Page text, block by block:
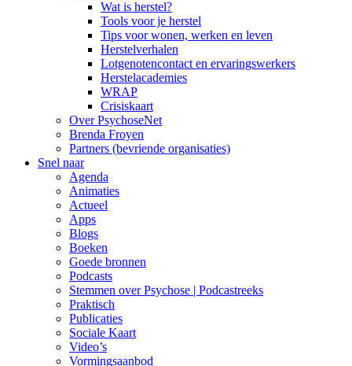
Wat is herstel?
Tools voor je herstel
Tips voor wonen, werken en leven
Herstelverhalen
Lotgenotencontact en ervaringswerkers
Herstelacademies
WRAP
Crisiskaart
Over PsychoseNet
Brenda Froyen
Partners (bevriende organisaties)
Snel naar
Agenda
Animaties
Actueel
Apps
Blogs
Boeken
Goede bronnen
Podcasts
Stemmen over Psychose | Podcastreeks
Praktisch
Publicaties
Sociale Kaart
Video’s
Vormingsaanbod